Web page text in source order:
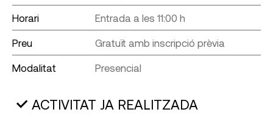
Horari Entrada a les 11:00 h
Preu Gratuït amb inscripció prèvia
Modalitat Presencial
ACTIVITAT JA REALITZADA